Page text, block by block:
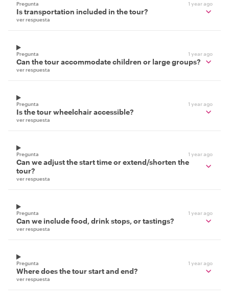
Pregunta 1 year ago
Is transportation included in the tour?
ver respuesta
Pregunta 1 year ago
Can the tour accommodate children or large groups?
ver respuesta
Pregunta 1 year ago
Is the tour wheelchair accessible?
ver respuesta
Pregunta 1 year ago
Can we adjust the start time or extend/shorten the
tour?
ver respuesta
Pregunta 1 year ago
Can we include food, drink stops, or tastings?
ver respuesta
Pregunta 1 year ago
Where does the tour start and end?
ver respuesta